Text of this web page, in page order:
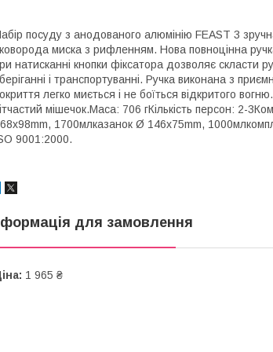
посуду з анодованого алюмінію FEAST 3
миска з рифленням. Нова повноцінна
натисканні кнопки фіксатора дозволяє скласти
і транспортуванні. Ручка виконана з
легко миється і не боїться відкритого
мішечок.Маса: 706 гКількість персон: 2-
1700млказанок Ø 146x75mm,
9001:2000.
для замовлення
1 965 ₴